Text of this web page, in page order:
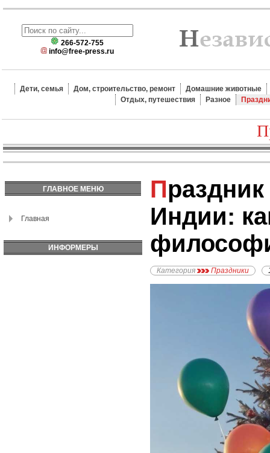
266-572-755
info@free-press.ru
Дети, семья Дом, строительство, ремонт
Домашние животные
Отдых, путешествия
Разное
ГЛАВНОЕ МЕНЮ
Главная
ИНФОРМЕРЫ
Праздник Камня в
Индии:
Категория Праздники